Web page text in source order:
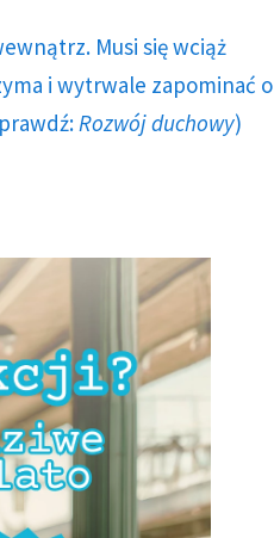
Musi się wciąż
i wytrwale zapominać o
Rozwój duchowy)